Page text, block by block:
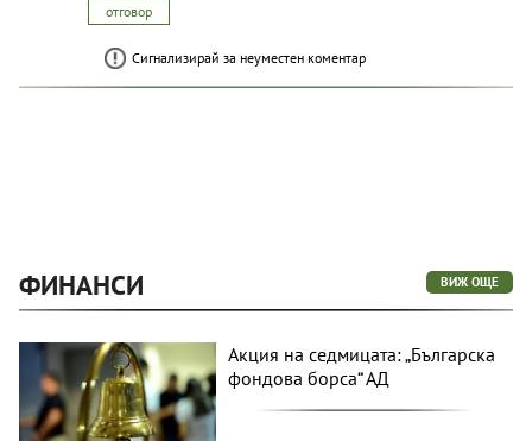
отговор
Сигнализирай за неуместен коментар
ФИНАНСИ ВИЖ ОЩЕ
Акция на седмицата: „Българска
фондова борса“ АД